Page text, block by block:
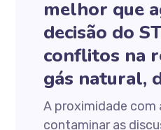
melhor que
decisão do
conflitos na
gás natural,
A proximidade com
contaminar as